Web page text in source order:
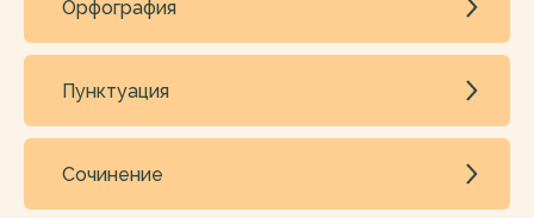
Орфография
Пунктуация
Сочинение